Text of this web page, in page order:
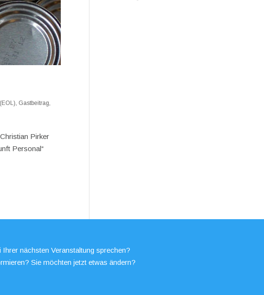
Gastbeitrag
Pirker
Personal“
nächsten Veranstaltung sprechen?
Sie möchten jetzt etwas ändern?